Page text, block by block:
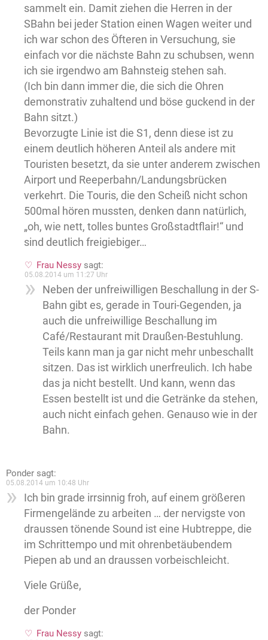
sammelt ein. Damit ziehen die Herren in der
SBahn bei jeder Station einen Wagen weiter und
ich war schon des Öfteren in Versuchung, sie
einfach vor die nächste Bahn zu schubsen, wenn
ich sie irgendwo am Bahnsteig stehen sah.
(Ich bin dann immer die, die sich die Ohren
demonstrativ zuhaltend und böse guckend in der
Bahn sitzt.)
Bevorzugte Linie ist die S1, denn diese ist zu
einem deutlich höheren Anteil als andere mit
Touristen besetzt, da sie unter anderem zwischen
Airport und Reeperbahn/Landungsbrücken
verkehrt. Die Touris, die den Scheiß nicht schon
500mal hören mussten, denken dann natürlich,
„oh, wie nett, tolles buntes Großstadtflair!“ und
sind deutlich freigiebiger…
Frau Nessy sagt:
05.08.2014 um 11:27 Uhr
Neben der unfreiwilligen Beschallung in der S-
Bahn gibt es, gerade in Touri-Gegenden, ja
auch die unfreiwillige Beschallung im
Café/Restaurant mit Draußen-Bestuhlung.
Teils kann man ja gar nicht mehr unbeschallt
sitzen. Das ist wirklich unerfreulich. Ich habe
das ja nicht bestellt. Und kann, wenn das
Essen bestellt ist und die Getränke da stehen,
auch nicht einfach gehen. Genauso wie in der
Bahn.
Ponder sagt:
05.08.2014 um 10:48 Uhr
Ich bin grade irrsinnig froh, auf einem größeren
Firmengelände zu arbeiten … der nervigste von
draussen tönende Sound ist eine Hubtreppe, die
im Schrittempo und mit ohrenbetäubendem
Piepen ab und an draussen vorbeischleicht.
Viele Grüße,
der Ponder
Frau Nessy sagt: